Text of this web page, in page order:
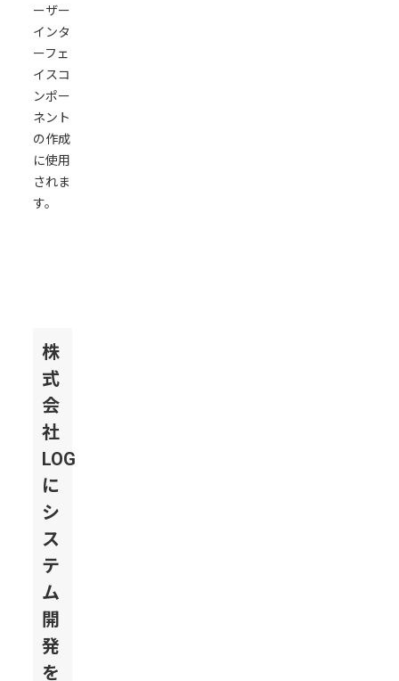
ーザー
インタ
ーフェ
イスコ
ンポー
ネント
の作成
に使用
されま
す。
株
式
会
社
LOG
に
シ
ス
テ
ム
開
発
を